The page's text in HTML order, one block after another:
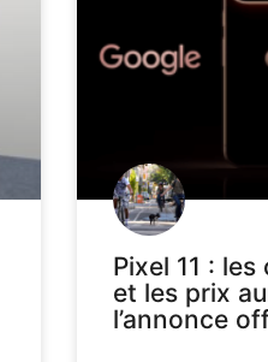
Pixel 11 :
et les prix
l’annonce